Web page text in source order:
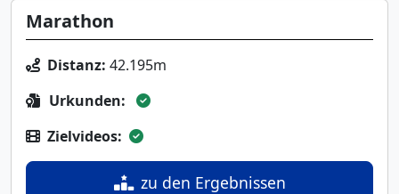
Marathon
Distanz: 42.195m
Urkunden:
Zielvideos:
zu den Ergebnissen